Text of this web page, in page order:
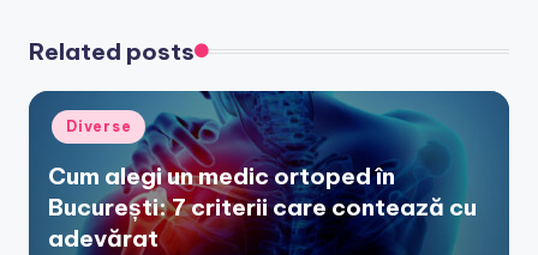
Related posts
Posted
in
Diverse
Cum alegi un medic ortoped în
București: 7 criterii care contează cu
adevărat